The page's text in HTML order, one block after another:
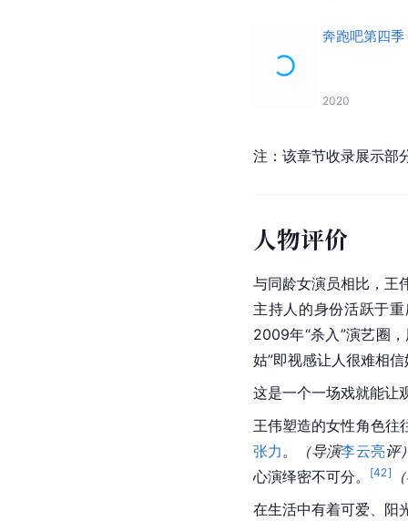
奔跑吧第四季
2020
注：该章节收录展示部
人物评价
与同龄女演员相比，王
主持人的身份活跃于
2009年“杀入”演艺圈
姑”即视感让人很难相
这是一个一场戏就能让
王伟塑造的女性角色往
张力 。 （导演李云亮评
心演绎密不可分。
[42] （
在生活中有着可爱、阳